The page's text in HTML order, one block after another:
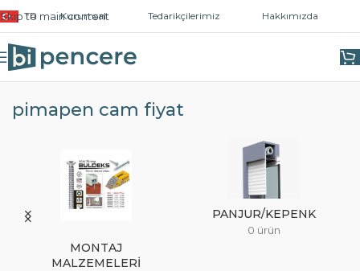
Skip to main content
TR Kurumsal Tedarikçilerimiz Hakkımızda
Ana Sayfa
pimapen cam fiyat
MONTAJ
MALZEMELERI
PANJUR/KEPENK
0 ürün